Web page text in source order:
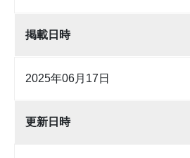
掲載日時
2025年06月17日
更新日時